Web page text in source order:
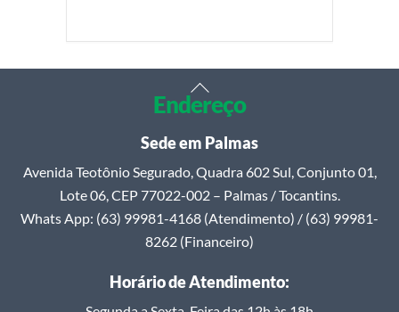
Back
To
Top
Endereço
Sede em Palmas
Avenida Teotônio Segurado, Quadra 602 Sul, Conjunto 01,
Lote 06, CEP 77022-002 – Palmas / Tocantins.
Whats App: (63) 99981-4168 (Atendimento) / (63) 99981-
8262 (Financeiro)
Horário de Atendimento: